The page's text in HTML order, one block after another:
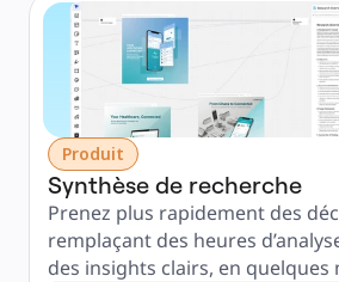
Produit
Synthèse de recherche
Prenez plus rapidement des
remplaçant des heures
des insights clairs, en quelques